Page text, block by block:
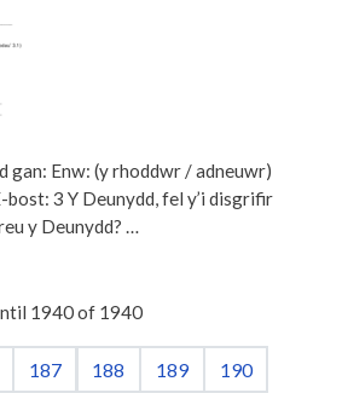
gan: Enw: (y rhoddwr / adneuwr)
3 Y Deunydd, fel y’i disgrifir
y Deunydd? …
1940 of 1940
187 188 189 190